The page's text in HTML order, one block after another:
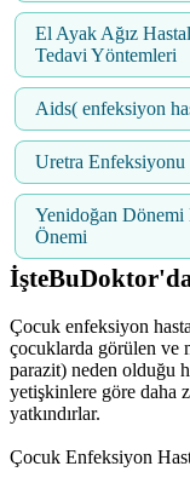
El Ayak Ağız
Tedavi Yöntemleri
Aids( enfeksiyon
Uretra Enfeksiyonu
Yenidoğan Dönemi
Önemi
Çocuk enfeksiyon
çocuklarda görülen ve
parazit) neden olduğu
yetişkinlere göre daha
yatkındırlar.
Çocuk Enfeksiyon